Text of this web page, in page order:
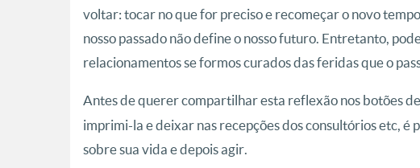
voltar: tocar no que for preciso e recomeçar o novo
nosso passado não define o nosso futuro. Entretanto,
relacionamentos se formos curados das feridas que o
Antes de querer compartilhar esta reflexão nos botões de
imprimi-la e deixar nas recepções dos consultórios etc,
sobre sua vida e depois agir.